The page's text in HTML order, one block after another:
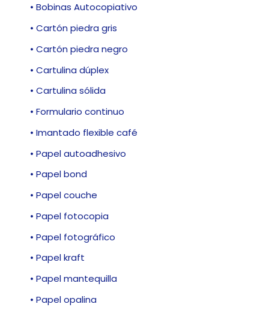
• Bobinas Autocopiativo
• Cartón piedra gris
• Cartón piedra negro
• Cartulina dúplex
• Cartulina sólida
• Formulario continuo
• Imantado flexible café
• Papel autoadhesivo
• Papel bond
• Papel couche
• Papel fotocopia
• Papel fotográfico
• Papel kraft
• Papel mantequilla
• Papel opalina